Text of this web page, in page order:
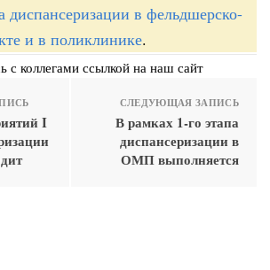
диспансеризации в фельдшерско-
и в поликлинике.
с коллегами ссылкой на наш сайт
I
СЛЕДУЮЩАЯ ЗАПИСЬ
В рамках 1-го этапа
диспансеризации в
ОМП выполняется